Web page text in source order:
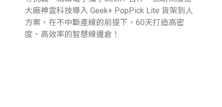
大廠神雲科技導入 Geek+ PopPick Lite 貨架到人
方案，在不中斷產線的前提下，60天打造高密
度、高效率的智慧線邊倉！